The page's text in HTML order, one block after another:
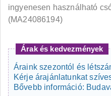
ingyenesen használható
(MA24086194)
Árak és kedvezmények
Áraink szezontól és
Kérje árajánlatunkat
Bővebb információ: